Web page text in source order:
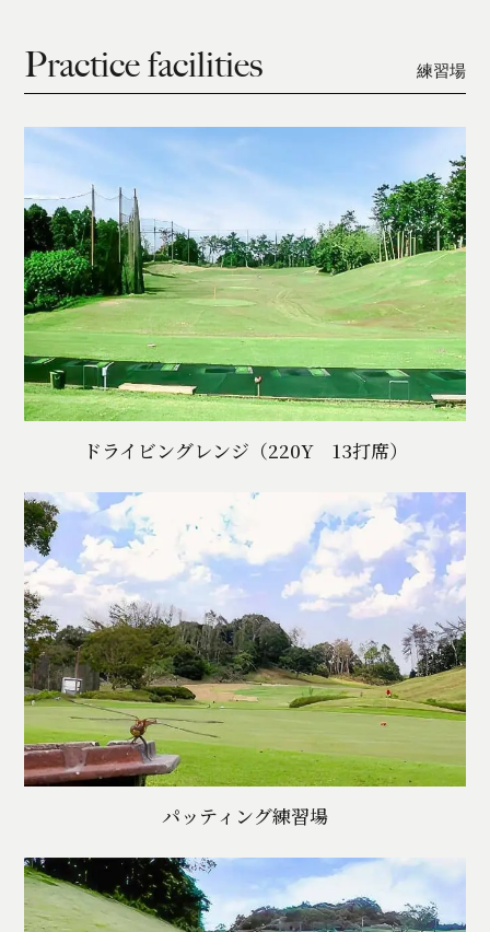
Practice facilities 練習場
ドライビングレンジ（220Y 13打席）
パッティング練習場